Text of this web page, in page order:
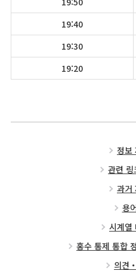
19:40
19:30
19:20
정보
관련 링
과거
용
시계열
홍수 통제 통합
의견